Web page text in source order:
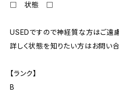
□ 状態 □
USEDですので神経質な方はご遠慮
詳しく状態を知りたい方はお問い
【ランク】
B